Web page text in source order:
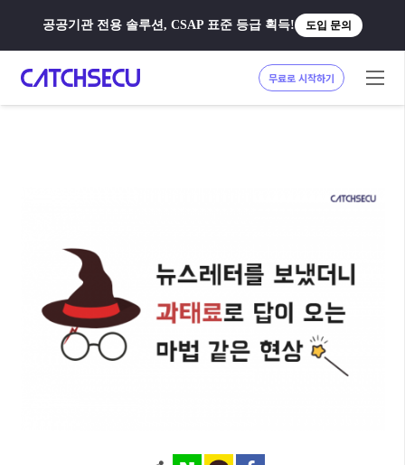
공공기관 전용 솔루션, CSAP 표준 등급 획득! 도입 문의
무료로 시작하기